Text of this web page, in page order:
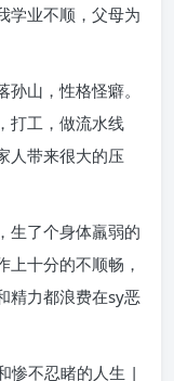
学业不顺，父母为
山，性格怪癖。
打工，做流水线
人带来很大的压
生了个身体羸弱的
上十分的不顺畅，
精力都浪费在sy恶